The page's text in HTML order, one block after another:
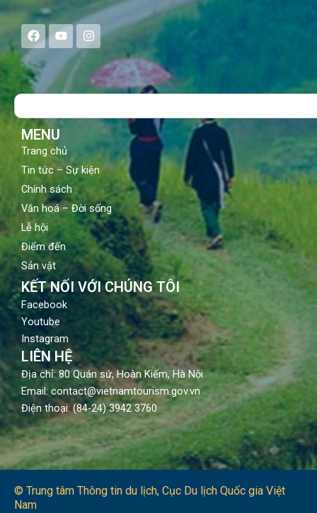
F
a
c
e
b
o
Y
o
u
t
u
b
I
n
s
a
g
Search
MENU
Trang chủ
Tin tức – Sự kiện
Chính sách
Văn hoá – Đời sống
Lễ hội
Điểm đến
Sản vật
KẾT NỐI VỚI CHÚNG TÔI
Facebook
Youtube
Instagram
LIÊN HỆ
Địa chỉ: 80 Quán sứ, Hoàn Kiếm, Hà Nội
Email: contact@vietnamtourism.gov.vn
Điện thoại: (84-24) 3942 3760
© Trung tâm Thông tin du lịch​, Cục Du lịch Quốc gia Việt
Nam